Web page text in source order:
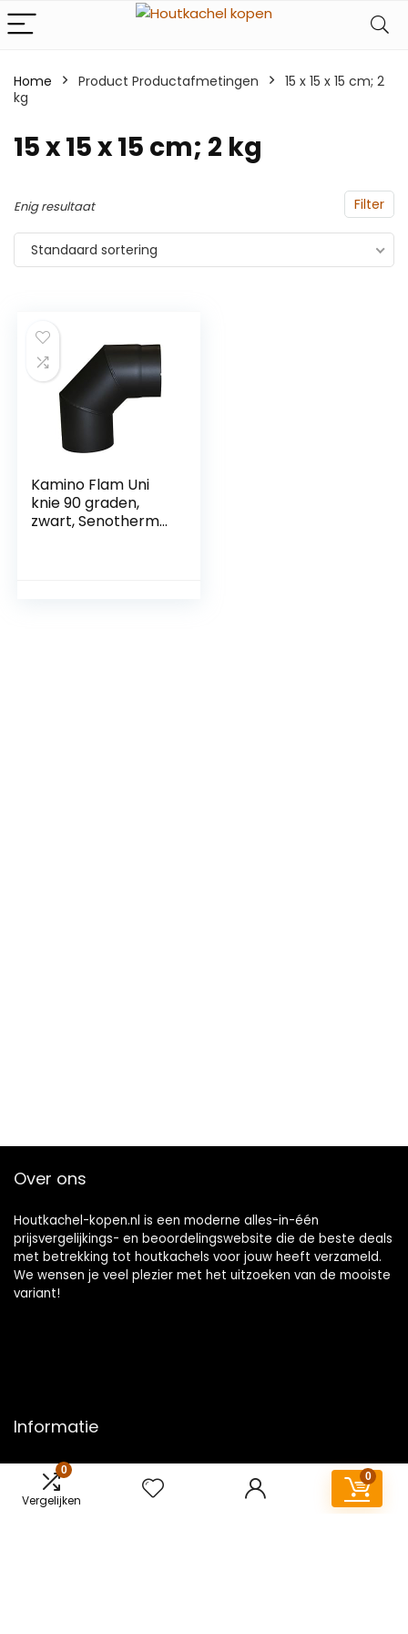
0
Vergelijken
0
Home Product Productafmetingen
‎15 x 15 x 15 cm; 2
kg
‎15 x 15 x 15 cm; 2 kg
Filter
Enig resultaat
Standaard sortering
Kamino Flam Uni
knie 90 graden,
zwart, Senotherm
Over ons
Houtkachel-kopen.nl is een moderne alles-in-één
prijsvergelijkings- en beoordelingswebsite die de beste deals
met betrekking tot houtkachels voor jouw heeft verzameld.
We wensen je veel plezier met het uitzoeken van de mooiste
variant!
Informatie
Contact
Klantenservice